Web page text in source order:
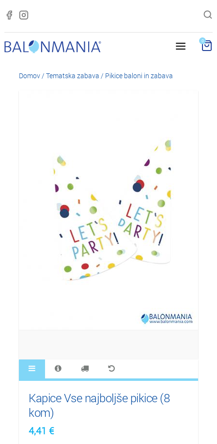
0
Domov/ Tematska zabava / Pikice baloni in zabava
Kapice Vse najboljše pikice (8
kom)
4,41 €